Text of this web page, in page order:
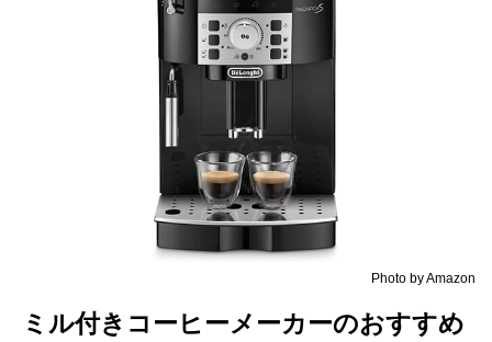
Photo by Amazon
ミル付きコーヒーメーカーのおすすめ